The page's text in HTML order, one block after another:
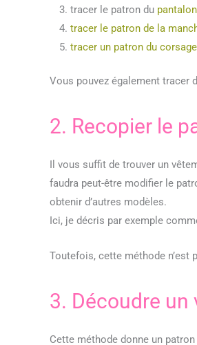
tracer le patron du
tracer le patron de la
tracer un patron du
Vous pouvez également tracer
2. Recopier le
Il vous suffit de trouver un
faudra peut-être modifier le
obtenir d’autres modèles.
Ici, je décris par exemple
Toutefois, cette méthode n’est
3. Découdre
Cette méthode donne un